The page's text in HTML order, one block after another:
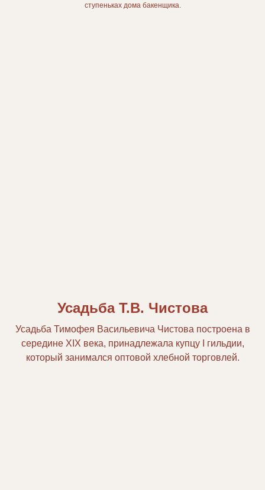
ступеньках дома бакенщика.
Усадьба Т.В. Чистова
Усадьба Тимофея Васильевича Чистова построена в
середине XIX века, принадлежала купцу I гильдии,
который занимался оптовой хлебной торговлей.